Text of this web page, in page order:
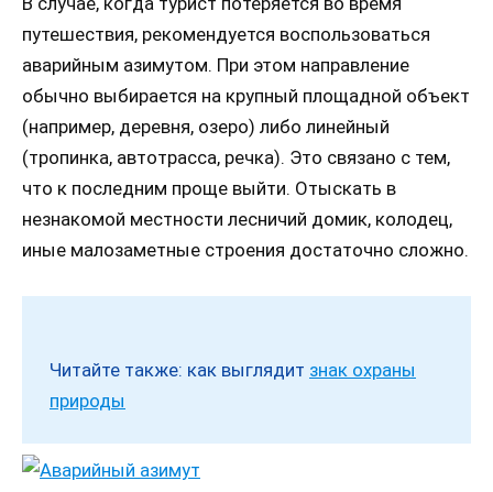
путешествия, рекомендуется воспользоваться
аварийным азимутом. При этом направление
обычно выбирается на крупный площадной объект
(например, деревня, озеро) либо линейный
(тропинка, автотрасса, речка). Это связано с тем,
что к последним проще выйти. Отыскать в
незнакомой местности лесничий домик, колодец,
иные малозаметные строения достаточно сложно.
Читайте также: как выглядит знак охраны
природы